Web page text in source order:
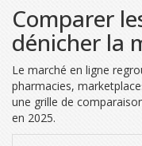
Comparer
dénicher la
Le marché en ligne
pharmacies,
une grille de
en 2025.